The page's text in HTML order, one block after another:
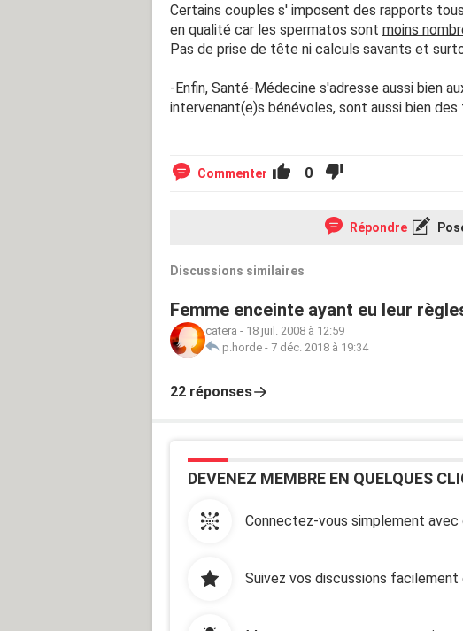
Certains couples s' imposent des rapports
en qualité car les spermatos sont moins
Pas de prise de tête ni calculs savants et
-Enfin, Santé-Médecine s'adresse aussi bien
intervenant(e)s bénévoles, sont aussi bien
Commenter 0
Répondre
Discussions similaires
Femme enceinte ayant eu leur
catera - 18 juil. 2008 à 12:59
p.horde - 7 déc. 2018 à 19:34
22 réponses
DEVENEZ MEMBRE EN QUELQUES
Connectez-vous simplement
Suivez vos discussions